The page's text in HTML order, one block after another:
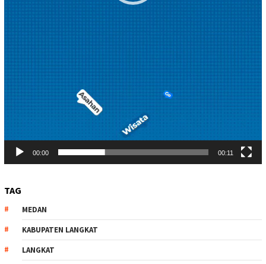
00:00 00:11
TAG
MEDAN
KABUPATEN LANGKAT
LANGKAT